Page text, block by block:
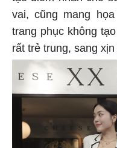
vai, cũng mang
trang phục không
rất trẻ trung, sang xịn